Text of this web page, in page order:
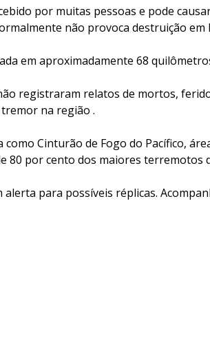
por muitas pessoas e pode
não provoca destruição em
em aproximadamente 68
registraram relatos de mortos,
na região .
Cinturão de Fogo do Pacífico,
80 por cento dos maiores terremotos
para possíveis réplicas.